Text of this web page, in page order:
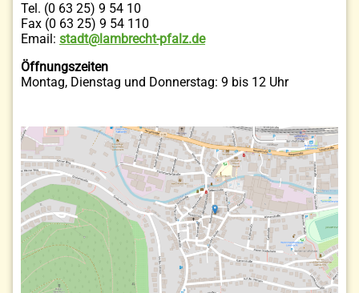
Tel. (0 63 25) 9 54 10
Fax (0 63 25) 9 54 110
Email: stadt@lambrecht-pfalz.de
Öffnungszeiten
Montag, Dienstag und Donnerstag: 9 bis 12 Uhr